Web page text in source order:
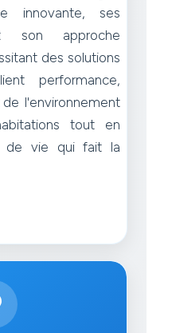
innovante, ses
son approche
des solutions
performance,
l'environnement
tout en
de vie qui fait la